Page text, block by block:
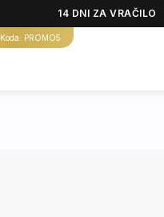
14 DNI ZA VRAČILO
Koda: PROMO5